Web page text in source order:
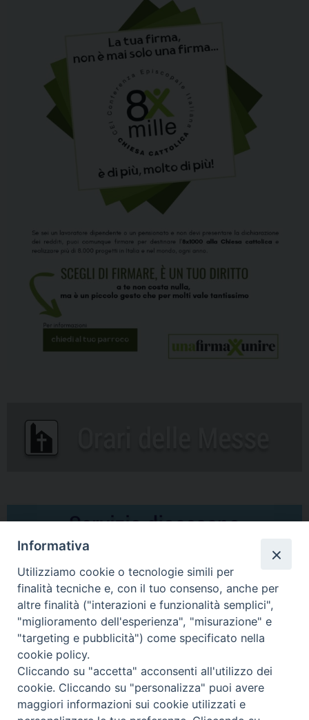
Comunicati Stampa
Il cordoglio dei Vescovi di Puglia per la morte di S.E.R. Mons. Agostino
Superbo
Nasce la Consulta Diocesana delle Aggregazioni Laicali di Castellaneta
Informativa
Utilizziamo cookie o tecnologie simili per
finalità tecniche e, con il tuo consenso, anche per
altre finalità ("interazioni e funzionalità semplici",
"miglioramento dell'esperienza", "misurazione" e
"targeting e pubblicità") come specificato nella
cookie policy.
Cliccando su "accetta" acconsenti all'utilizzo dei
cookie. Cliccando su "personalizza" puoi avere
maggiori informazioni sui cookie utilizzati e